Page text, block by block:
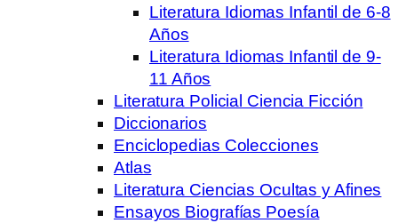
Literatura Idiomas Infantil de 6-8
Años
Literatura Idiomas Infantil de 9-
11 Años
Literatura Policial Ciencia Ficción
Diccionarios
Enciclopedias Colecciones
Atlas
Literatura Ciencias Ocultas y Afines
Ensayos Biografías Poesía